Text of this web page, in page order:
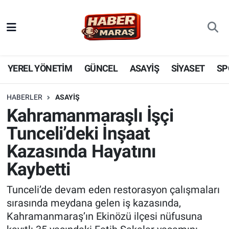
YEREL YÖNETİM GÜNCEL ASAYİŞ SİYASET
HABERLER ASAYİŞ
Kahramanmaraşlı İşçi
Tunceli’deki İnşaat
Kazasında Hayatını
Kaybetti
Tunceli’de devam eden restorasyon çalışmaları
sırasında meydana gelen iş kazasında,
Kahramanmaraş’ın Ekinözü ilçesi nüfusuna
YEREL YÖNETİM
GÜNCEL
BİLİM VE TEKNOLOJİ
KADIN AİLE
SPOR
DÜNYA
EKONOMİ
SİYASET
Nöbetçi Eczaneler
Hava Durumu
Trafik Durumu
Süper Lig Puan Durumu ve Fikstür
Tüm Manşetler
Son Dakika Haberleri
Haber Arşivi